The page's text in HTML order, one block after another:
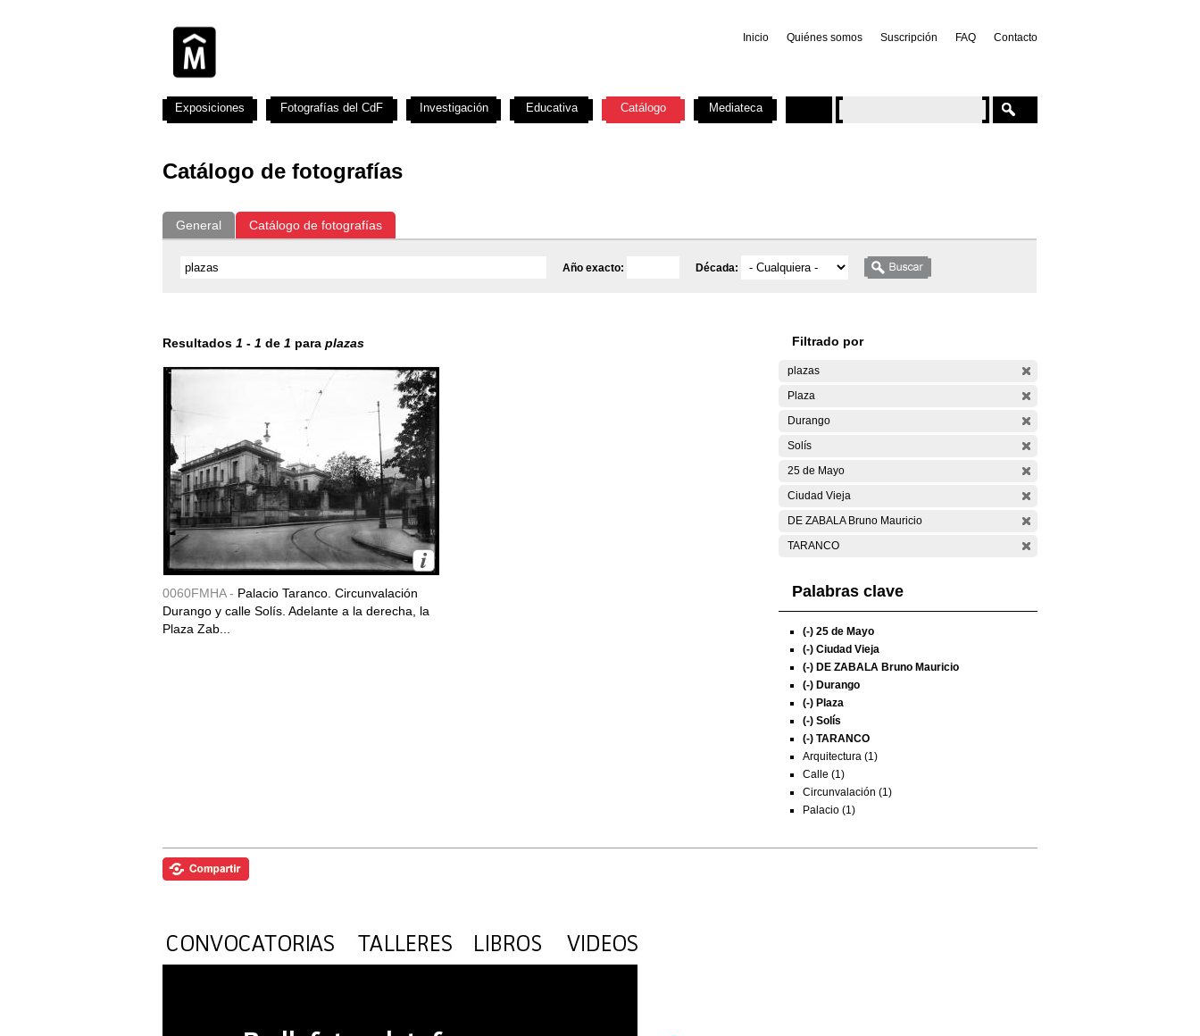
Inicio Quiénes somos Suscripción FAQ Contacto
Catálogo de fotografías
General Catálogo de fotografías
Año exacto: Década:
Resultados 1 - 1 de 1 para plazas
0060FMHA - Palacio Taranco. Circunvalación
Durango y calle Solís. Adelante a la derecha, la
Plaza Zab...
Filtrado por
plazas
Plaza
Durango
Solís
25 de Mayo
Ciudad Vieja
DE ZABALA Bruno Mauricio
TARANCO
Palabras clave
(-) 25 de Mayo
(-) Ciudad Vieja
(-) DE ZABALA Bruno Mauricio
(-) Durango
(-) Plaza
(-) Solís
(-) TARANCO
Arquitectura (1)
Calle (1)
Circunvalación (1)
Palacio (1)
Exposiciones Fotografías del CdF Investigación Educativa Catálogo Mediateca